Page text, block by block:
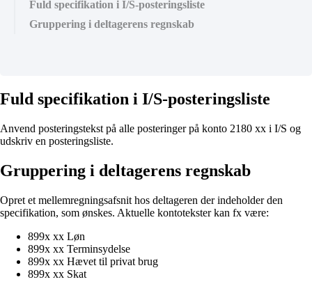
Fuld specifikation i I/S-posteringsliste
Gruppering i deltagerens regnskab
Fuld specifikation i I/S-posteringsliste
Anvend posteringstekst på alle posteringer på konto 2180 xx i I/S og
udskriv en posteringsliste.
Gruppering i deltagerens regnskab
Opret et mellemregningsafsnit hos deltageren der indeholder den
specifikation, som ønskes. Aktuelle kontotekster kan fx være:
899x xx Løn
899x xx Terminsydelse
899x xx Hævet til privat brug
899x xx Skat